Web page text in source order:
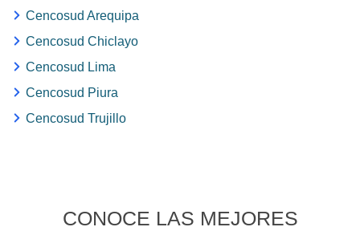
Cencosud Arequipa
Cencosud Chiclayo
Cencosud Lima
Cencosud Piura
Cencosud Trujillo
CONOCE LAS MEJORES